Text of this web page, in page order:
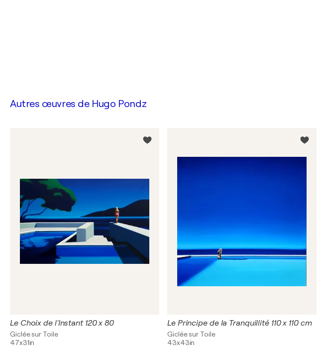
Autres œuvres de Hugo Pondz
Le Choix de l'Instant 120 x 80
Giclée sur Toile
47x31in
Le Principe de la Tranquillité 110 x 110 cm
Giclée sur Toile
43x43in